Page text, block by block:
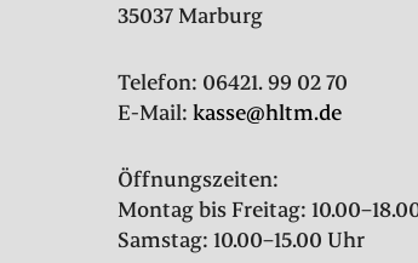
35037 Marburg
Telefon: 06421. 99 02 70
E-Mail: kasse@hltm.de
Öffnungszeiten:
Montag bis Freitag:
Samstag: 10.00–15.00 Uhr